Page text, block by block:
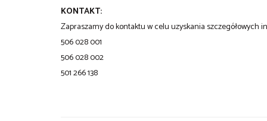
KONTAKT:
Zapraszamy do kontaktu w celu uzyskania szczegółowych
506 028 001
506 028 002
501 266 138